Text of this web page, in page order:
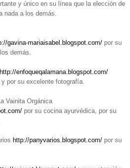
y único en su línea que la elección de
nada a los demás.
gavina-mariaisabel.blogspot.com/ por su
demás.
http://enfoqueqalamana.blogspot.com/
por su excelente fotografía.
Vainita Orgánica
por su cocina ayurvédica, por su
http://panyvarios.blogspot.com/ por su